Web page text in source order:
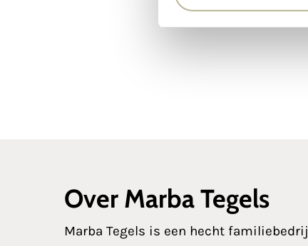
+31 (0) 499 21 65 01
Contact
Over Marba Tegels
Marba Tegels is een hecht